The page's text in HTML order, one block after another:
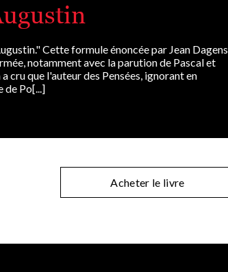
Cette formule énoncée par Jean Dagens
notamment avec la parution de Pascal et
cru que l'auteur des Pensées, ignorant en
de Po[...]
Acheter le livre